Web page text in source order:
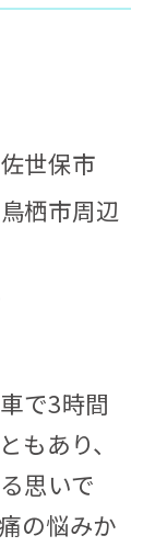
世保市
栖市周辺
で3時間
もあり、
思いで
の悩みか